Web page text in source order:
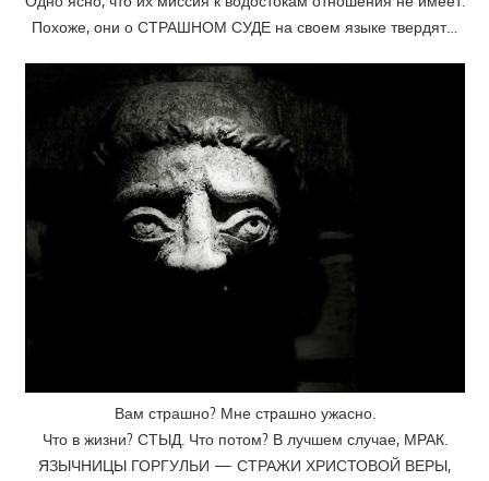
Похоже, они о СТРАШНОМ СУДЕ на своем языке твердят…
Вам страшно? Мне страшно ужасно.
Что в жизни? СТЫД. Что потом? В лучшем случае, МРАК.
ЯЗЫЧНИЦЫ ГОРГУЛЬИ — СТРАЖИ ХРИСТОВОЙ ВЕРЫ,